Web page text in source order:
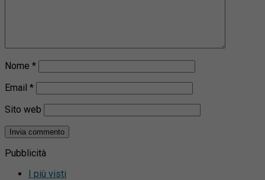
Nome *
Email *
Sito web
Pubblicità
I più visti